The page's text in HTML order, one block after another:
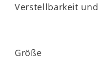
Verstellbarkeit und
Größe